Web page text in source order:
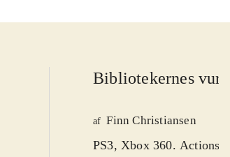
Bibliotekernes
af Finn Christiansen
PS3, Xbox 360.